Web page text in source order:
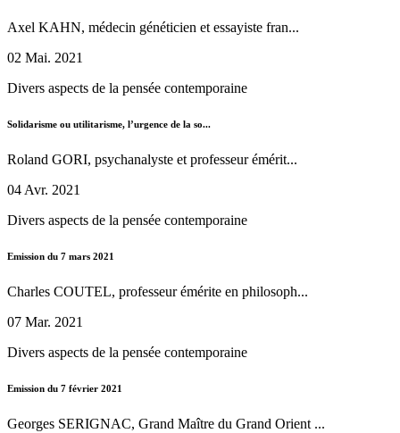
Axel KAHN, médecin généticien et essayiste fran...
02 Mai. 2021
Divers aspects de la pensée contemporaine
Solidarisme ou utilitarisme, l’urgence de la so...
Roland GORI, psychanalyste et professeur émérit...
04 Avr. 2021
Divers aspects de la pensée contemporaine
Emission du 7 mars 2021
Charles COUTEL, professeur émérite en philosoph...
07 Mar. 2021
Divers aspects de la pensée contemporaine
Emission du 7 février 2021
Georges SERIGNAC, Grand Maître du Grand Orient ...